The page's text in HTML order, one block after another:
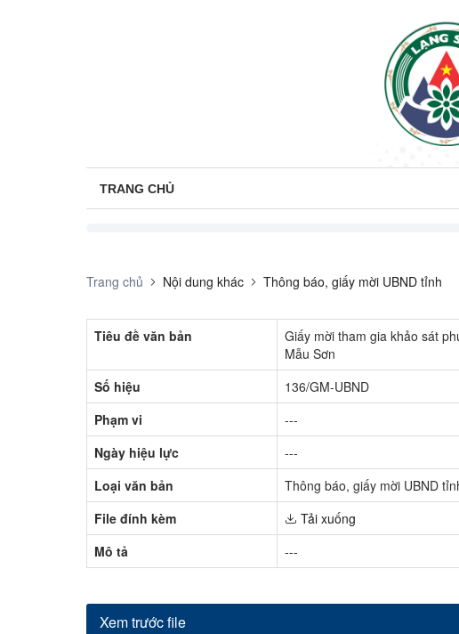
TRANG CHỦ
Trang chủ Nội dung khác Thông báo, giấy mời UBND tỉnh
Tiêu đề văn bản
Giấy mời tham gia khảo sát
Mẫu Sơn
Số hiệu
136/GM-UBND
Phạm vi
---
Ngày hiệu lực
---
Loại văn bản
Thông báo, giấy mời UBND
File đính kèm
Tải xuống
Mô tả
---
Xem trước file